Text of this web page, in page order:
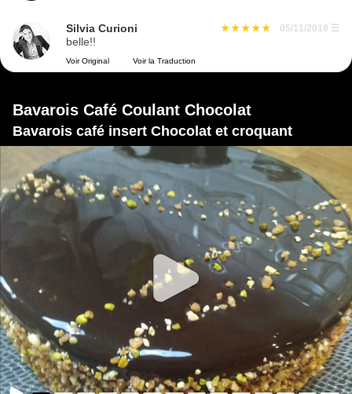
Silvia Curioni 05/11/2018 ☰
belle!!
Voir Original Voir la Traduction
Bavarois Café Coulant Chocolat
Bavarois café insert Chocolat et croquant